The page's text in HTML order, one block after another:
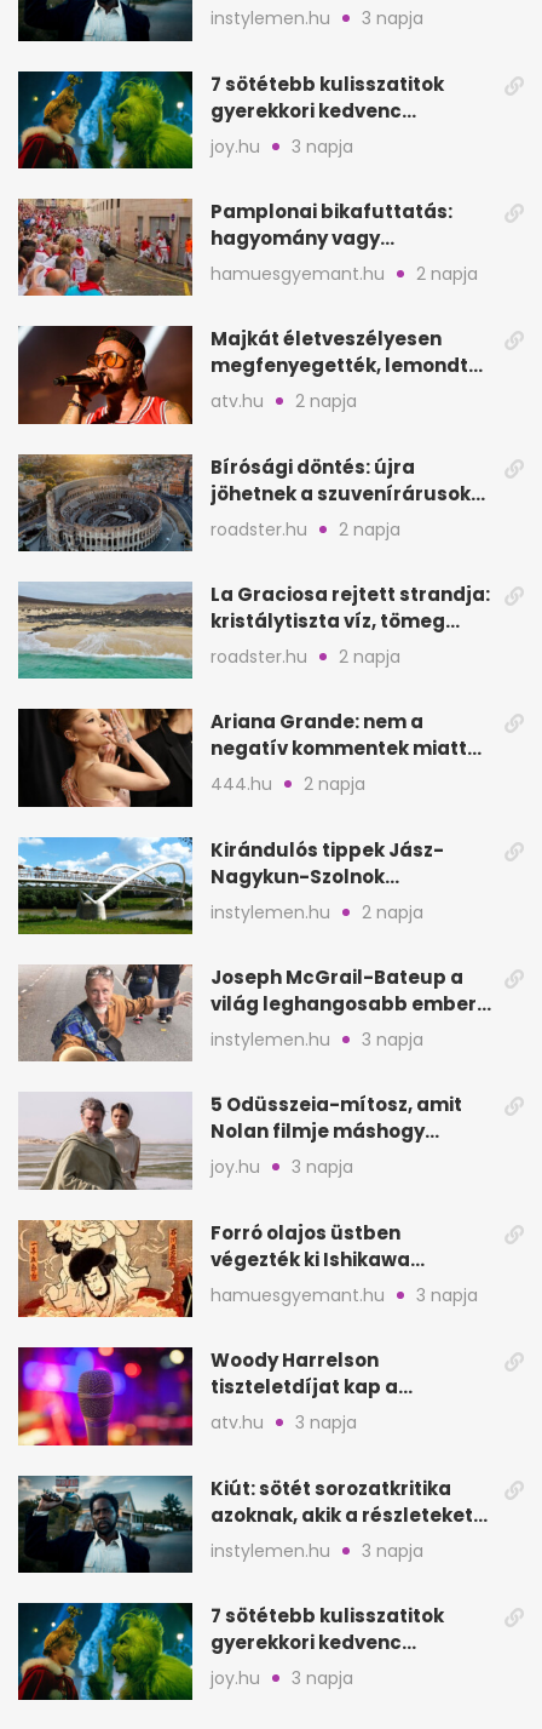
keresik
instylemen.hu 3 napja
7 sötétebb kulisszatitok
gyerekkori kedvenc
filmjeinkről a Joy szerint
joy.hu 3 napja
Pamplonai bikafuttatás:
hagyomány vagy
értelmetlen vérontás?
hamuesgyemant.hu 2 napja
Majkát életveszélyesen
megfenyegették, lemondta
a sepsiszentgyörgyi
atv.hu 2 napja
Bírósági döntés: újra
jöhetnek a szuvenírárusok
Európa ikonikus helyére
roadster.hu 2 napja
La Graciosa rejtett strandja:
kristálytiszta víz, tömeg
nélkül
roadster.hu 2 napja
Ariana Grande: nem a
negatív kommentek miatt
vonul vissza
444.hu 2 napja
Kirándulós tippek Jász-
Nagykun-Szolnok
megyében: 6 kihagyhatatlan
hely
instylemen.hu 2 napja
Joseph McGrail-Bateup a
világ leghangosabb embere
lett Ausztráliából
instylemen.hu 3 napja
5 Odüsszeia-mítosz, amit
Nolan filmje máshogy
mutat, mint Homérosz
joy.hu 3 napja
Forró olajos üstben
végezték ki Ishikawa
Goemont, Japán Robin
Hoodját
hamuesgyemant.hu 3 napja
Woody Harrelson
tiszteletdíjat kap a
Szarajevói Filmfesztiválon
atv.hu 3 napja
Kiút: sötét sorozatkritika
azoknak, akik a részleteket
keresik
instylemen.hu 3 napja
7 sötétebb kulisszatitok
gyerekkori kedvenc
filmjeinkről a Joy szerint
joy.hu 3 napja